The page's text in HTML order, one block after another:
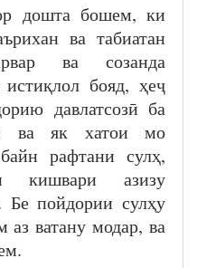
дошта бошем, ки
ва табиатан
ва созанда
бояд, ҳеҷ
давлатсозӣ ба
ва як хатои мо
рафтани сулҳ,
кишвари азизу
Бе пойдории сулҳу
аз ватану модар, ва